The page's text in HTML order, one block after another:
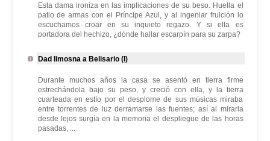
Esta dama ironiza en las implicaciones de su beso. Huella el
patio de armas con el Príncipe Azul, y al ingeniar fruición lo
escuchamos croar en su inquieto regazo. Y si ella es
portadora del hechizo, ¿dónde hallar escarpín para su zarpa?
Dad limosna a Belisario (I)
Durante muchos años la casa se asentó en tierra firme
estrechándola bajo su peso, y creció con ella, y la tierra
cuarteada en estío por el desplome de sus músicas miraba
entre torrentes de luz derramarse las fuentes; así al mirarla
desde lejos surgía en la memoria el despliegue de las horas
pasadas, ...